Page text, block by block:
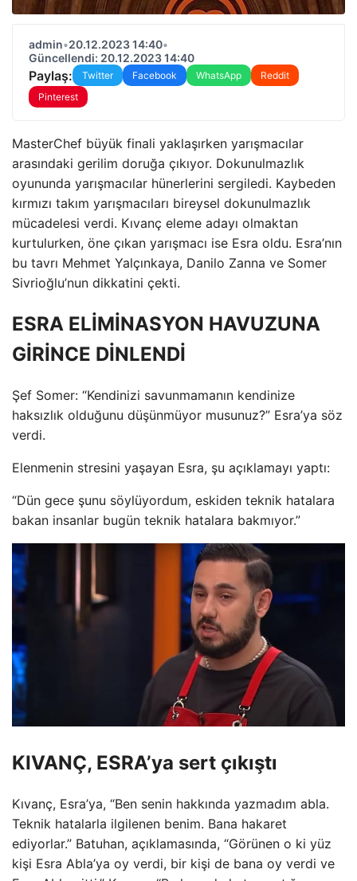
admin•20.12.2023 14:40•
Güncellendi: 20.12.2023 14:40
Paylaş: Twitter Facebook WhatsApp
Reddit
Pinterest
MasterChef büyük finali yaklaşırken yarışmacılar
arasındaki gerilim doruğa çıkıyor. Dokunulmazlık
oyununda yarışmacılar hünerlerini sergiledi. Kaybeden
kırmızı takım yarışmacıları bireysel dokunulmazlık
mücadelesi verdi. Kıvanç eleme adayı olmaktan
kurtulurken, öne çıkan yarışmacı ise Esra oldu. Esra’nın
bu tavrı Mehmet Yalçınkaya, Danilo Zanna ve Somer
Sivrioğlu’nun dikkatini çekti.
ESRA ELİMİNASYON HAVUZUNA
GİRİNCE DİNLENDİ
Şef Somer: “Kendinizi savunmamanın kendinize
haksızlık olduğunu düşünmüyor musunuz?” Esra’ya söz
verdi.
Elenmenin stresini yaşayan Esra, şu açıklamayı yaptı:
“Dün gece şunu söylüyordum, eskiden teknik hatalara
bakan insanlar bugün teknik hatalara bakmıyor.”
KIVANÇ, ESRA’ya sert çıkıştı
Kıvanç, Esra’ya, “Ben senin hakkında yazmadım abla.
Teknik hatalarla ilgilenen benim. Bana hakaret
ediyorlar.” Batuhan, açıklamasında, “Görünen o ki yüz
kişi Esra Abla’ya oy verdi, bir kişi de bana oy verdi ve